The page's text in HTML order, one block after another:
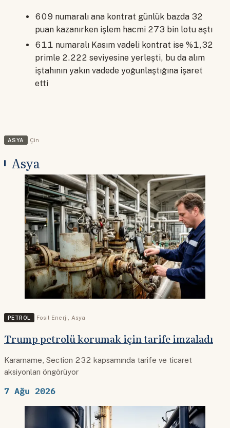
609 numaralı ana kontrat günlük bazda 32
puan kazanırken işlem hacmi 273 bin lotu aştı
611 numaralı Kasım vadeli kontrat ise %1,32
primle 2.222 seviyesine yerleşti, bu da alım
iştahının yakın vadede yoğunlaştığına işaret
etti
ASYA Çin
Asya
PETROL Fosil Enerji Asya
Trump petrolü korumak için tarife imzaladı
Kararname, Section 232 kapsamında tarife ve ticaret
aksiyonları öngörüyor
7 Ağu 2026